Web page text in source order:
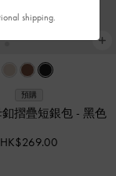
預購
釦摺疊短銀包 -黑色
HK$269.00
shipping.